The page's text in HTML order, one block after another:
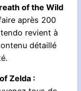
of the Wild
après 200
revient à
détaillé
Zelda :